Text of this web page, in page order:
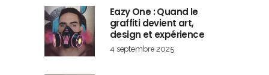
Eazy One : Quand le
graffiti devient art,
design et expérience
4 septembre 2025